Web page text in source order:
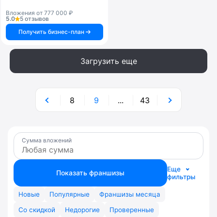
Вложения от 777 000 ₽
5.0
5 отзывов
Получить бизнес-план
Загрузить еще
8 9 ... 43
Сумма вложений
Показать франшизы
Еще
фильтры
Новые Популярные
Франшизы месяца
Со скидкой
Недорогие Проверенные